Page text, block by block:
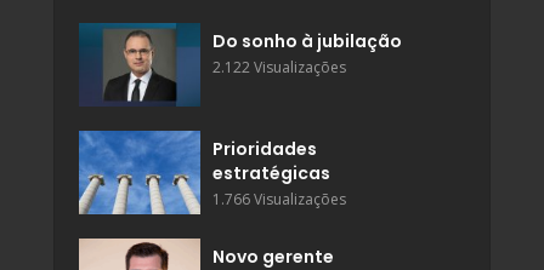
Do sonho à jubilação
2.122 Visualizações
Prioridades
estratégicas
1.766 Visualizações
Novo gerente